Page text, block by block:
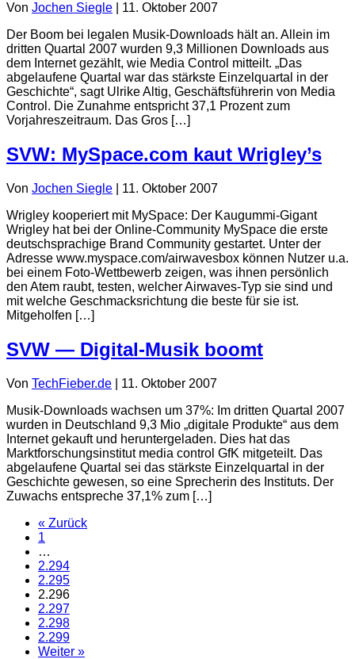
Von Jochen Siegle
11. Oktober 2007
Der Boom bei legalen Musik-Downloads hält an. Allein im
dritten Quartal 2007 wurden 9,3 Millionen Downloads aus
dem Internet gezählt, wie Media Control mitteilt. „Das
abgelaufene Quartal war das stärkste Einzelquartal in der
Geschichte“, sagt Ulrike Altig, Geschäftsführerin von Media
Control. Die Zunahme entspricht 37,1 Prozent zum
Vorjahreszeitraum. Das Gros […]
SVW: MySpace.com kaut Wrigley’s
Von Jochen Siegle
11. Oktober 2007
Wrigley kooperiert mit MySpace: Der Kaugummi-Gigant
Wrigley hat bei der Online-Community MySpace die erste
deutschsprachige Brand Community gestartet. Unter der
Adresse www.myspace.com/airwavesbox können Nutzer u.a.
bei einem Foto-Wettbewerb zeigen, was ihnen persönlich
den Atem raubt, testen, welcher Airwaves-Typ sie sind und
mit welche Geschmacksrichtung die beste für sie ist.
Mitgeholfen […]
SVW — Digital-Musik boomt
Von TechFieber.de
11. Oktober 2007
Musik-Downloads wachsen um 37%: Im dritten Quartal 2007
wurden in Deutschland 9,3 Mio „digitale Produkte“ aus dem
Internet gekauft und heruntergeladen. Dies hat das
Marktforschungsinstitut media control GfK mitgeteilt. Das
abgelaufene Quartal sei das stärkste Einzelquartal in der
Geschichte gewesen, so eine Sprecherin des Instituts. Der
Zuwachs entspreche 37,1% zum […]
« Zurück
1
…
2.294
2.295
2.296
2.297
2.298
2.299
Weiter »